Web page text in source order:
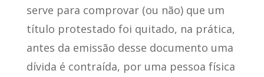
serve para comprovar (ou não) que um
título protestado foi quitado, na prática,
antes da emissão desse documento uma
dívida é contraída, por uma pessoa física